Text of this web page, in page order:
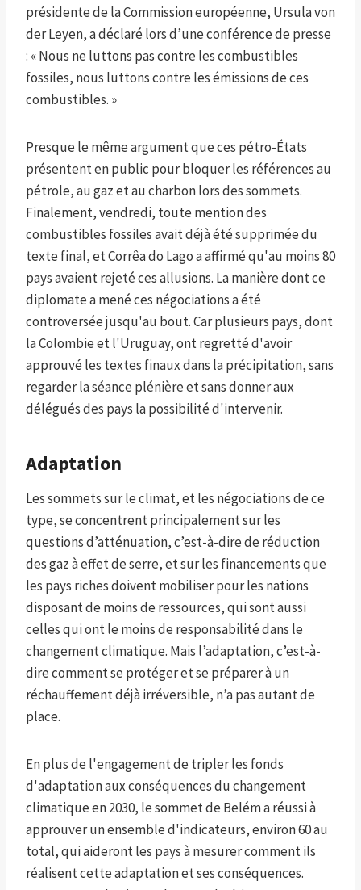
présidente de la Commission européenne, Ursula von
der Leyen, a déclaré lors d’une conférence de presse
: « Nous ne luttons pas contre les combustibles
fossiles, nous luttons contre les émissions de ces
combustibles. »
Presque le même argument que ces pétro-États
présentent en public pour bloquer les références au
pétrole, au gaz et au charbon lors des sommets.
Finalement, vendredi, toute mention des
combustibles fossiles avait déjà été supprimée du
texte final, et Corrêa do Lago a affirmé qu'au moins 80
pays avaient rejeté ces allusions. La manière dont ce
diplomate a mené ces négociations a été
controversée jusqu'au bout. Car plusieurs pays, dont
la Colombie et l'Uruguay, ont regretté d'avoir
approuvé les textes finaux dans la précipitation, sans
regarder la séance plénière et sans donner aux
délégués des pays la possibilité d'intervenir.
Adaptation
Les sommets sur le climat, et les négociations de ce
type, se concentrent principalement sur les
questions d’atténuation, c’est-à-dire de réduction
des gaz à effet de serre, et sur les financements que
les pays riches doivent mobiliser pour les nations
disposant de moins de ressources, qui sont aussi
celles qui ont le moins de responsabilité dans le
changement climatique. Mais l’adaptation, c’est-à-
dire comment se protéger et se préparer à un
réchauffement déjà irréversible, n’a pas autant de
place.
En plus de l'engagement de tripler les fonds
d'adaptation aux conséquences du changement
climatique en 2030, le sommet de Belém a réussi à
approuver un ensemble d'indicateurs, environ 60 au
total, qui aideront les pays à mesurer comment ils
réalisent cette adaptation et ses conséquences.